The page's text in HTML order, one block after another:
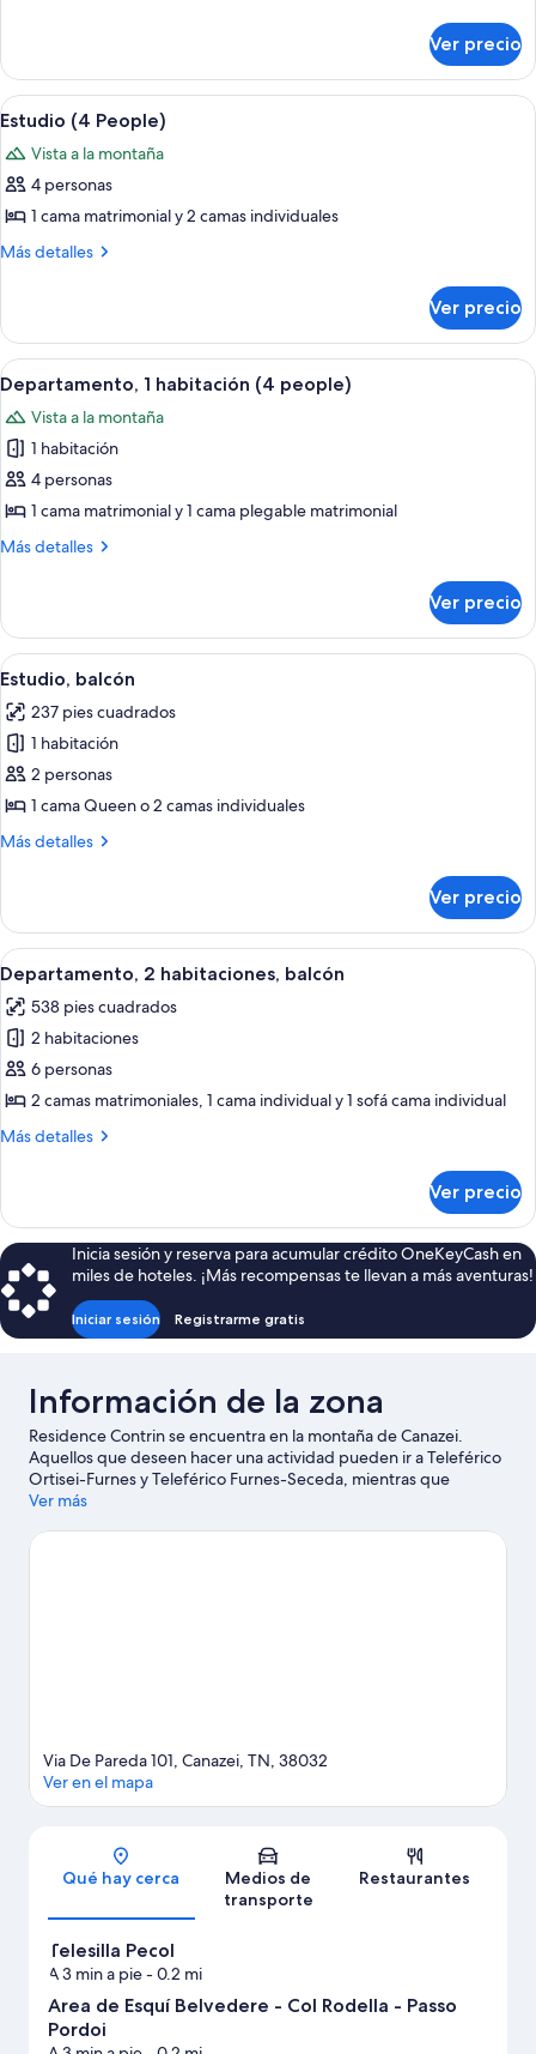
(5
people)
Ver precio
Abrir
todas
las
fotos
de
Estudio
Una habitación pequeña con una
7
Estudio (4 People)
Vista a la montaña
4 personas
1 cama matrimonial y 2 camas individuales
Más detalles
Más
(4
People)
Ver precio
Abrir
todas
las
fotos
de
Departamento,
1
people)
Departamento, 1 habitación (4
11
Departamento, 1 habitación (4 people)
Vista a la montaña
1 habitación
4 personas
1 cama matrimonial y 1 cama plegable matrimonial
Más detalles
Más
1
habitación
(4
Ver precio
Abrir
todas
las
fotos
de
Estudio,
balcón
Una habitación de hotel moderna
7
Estudio, balcón
237 pies cuadrados
1 habitación
2 personas
1 cama Queen o 2 camas individuales
Más detalles
Más
balcón
Ver precio
Abrir
todas
las
fotos
de
Departamento,
2
Un espacio habitable compacto con
9
Departamento, 2 habitaciones, balcón
538 pies cuadrados
2 habitaciones
6 personas
2 camas matrimoniales, 1 cama individual y 1 sofá cama individual
Más detalles
Más
2
habitaciones,
balcón
Ver precio
Inicia sesión y reserva para acumular crédito OneKeyCash en
miles de hoteles. ¡Más recompensas te llevan a más aventuras!
Iniciar sesión Registrarme gratis
Información de la zona
Residence Contrin se encuentra en la montaña de Canazei.
Aquellos que deseen hacer una actividad pueden ir a Teleférico
Ortisei-Furnes y Teleférico Furnes-Seceda, mientras que
quienes quieran apreciar la belleza natural de la zona pueden
conocer Dolaondes Canazei y Rifugio Firenze. Diviértete en las
Ver más
Sección del mapa
Via De Pareda 101, Canazei, TN, 38032
Ver en el mapa
Qué hay cerca
Medios de
transporte
Restaurantes
Telesilla Pecol
A 3 min a pie- 0.2 mi
Área de Esquí Belvedere - Col Rodella - Passo
Pordoi